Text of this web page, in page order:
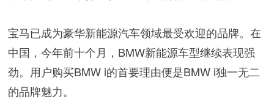
宝马已成为豪华新能源汽车领域最受欢迎的品牌。在
中国，今年前十个月，BMW新能源车型继续表现强
劲。用户购买BMW i的首要理由便是BMW i独一无二
的品牌魅力。